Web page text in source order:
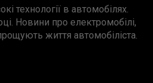
технології в автомобілях.
Новини про електромобілі,
життя автомобіліста.